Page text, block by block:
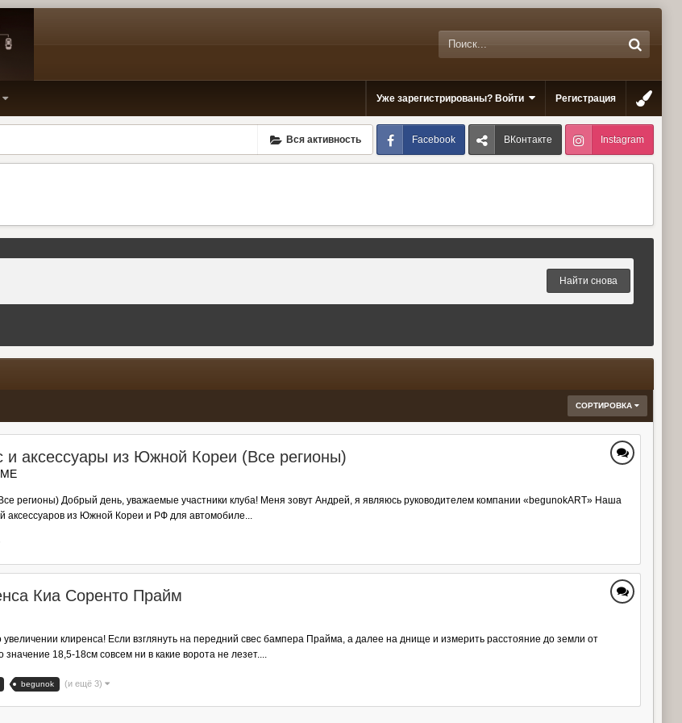
Уже зарегистрированы? Войти Регистрация
Вся активность Facebook ВКонтакте Instagram
Найти снова
СОРТИРОВКА
и аксессуары из Южной Кореи (Все регионы)
регионы) Добрый день, уважаемые участники клуба! Меня зовут Андрей, я являюсь руководителем компании «begunokART» Наша
аксессуаров из Южной Кореи и РФ для автомобиле...
Киа Соренто Прайм
клиренса! Если взглянуть на передний свес бампера Прайма, а далее на днище и измерить расстояние до земли от
18,5-18см совсем ни в какие ворота не лезет....
begunok (и ещё 3)